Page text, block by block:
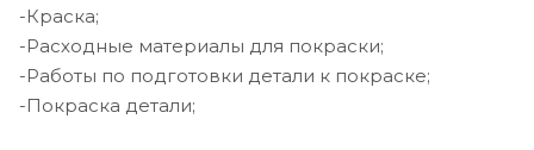
-Краска;
-Расходные материалы для покраски;
-Работы по подготовки детали к покраске;
-Покраска детали;